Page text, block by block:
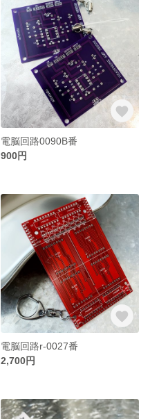
電脳回路0090B番
900円
電脳回路r-0027番
2,700円